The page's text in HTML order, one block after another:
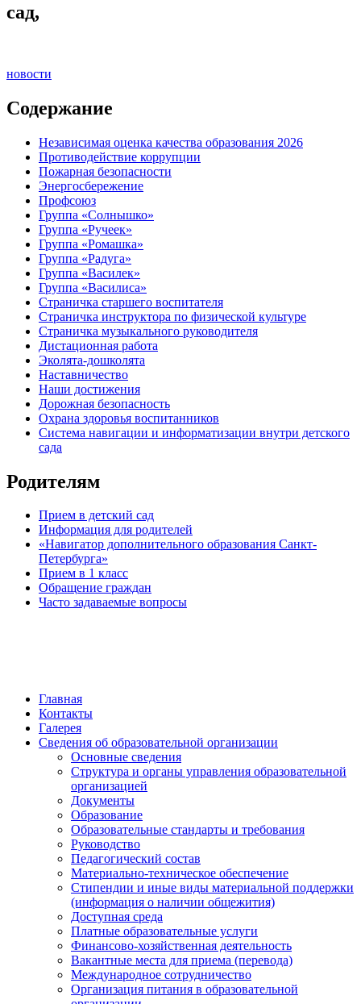
сад,
новости
Содержание
Независимая оценка качества образования 2026
Противодействие коррупции
Пожарная безопасности
Энергосбережение
Профсоюз
Группа «Солнышко»
Группа «Ручеек»
Группа «Ромашка»
Группа «Радуга»
Группа «Василек»
Группа «Василиса»
Страничка старшего воспитателя
Страничка инструктора по физической культуре
Страничка музыкального руководителя
Дистационная работа
Эколята-дошколята
Наставничество
Наши достижения
Дорожная безопасность
Охрана здоровья воспитанников
Система навигации и информатизации внутри детского
сада
Родителям
Прием в детский сад
Информация для родителей
«Навигатор дополнительного образования Санкт-
Петербурга»
Прием в 1 класс
Обращение граждан
Часто задаваемые вопросы
Главная
Контакты
Галерея
Сведения об образовательной организации
Основные сведения
Структура и органы управления образовательной
организацией
Документы
Образование
Образовательные стандарты и требования
Руководство
Педагогический состав
Материально-техническое обеспечение
Стипендии и иные виды материальной поддержки
(информация о наличии общежития)
Доступная среда
Платные образовательные услуги
Финансово-хозяйственная деятельность
Вакантные места для приема (перевода)
Международное сотрудничество
Организация питания в образовательной